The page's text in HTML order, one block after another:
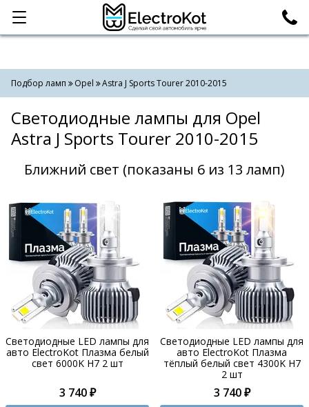
Категории Поиск
Подбор ламп Opel Astra J Sports Tourer 2010-2015
Светодиодные лампы для Opel
Astra J Sports Tourer 2010-2015
Ближний свет (показаны 6 из 13 ламп)
Светодиодные LED лампы для
авто ElectroKot Плазма белый
свет 6000K H7 2 шт
3 740 ₽
Светодиодные LED лампы для
авто ElectroKot Плазма
тёплый белый свет 4300K H7
2 шт
3 740 ₽